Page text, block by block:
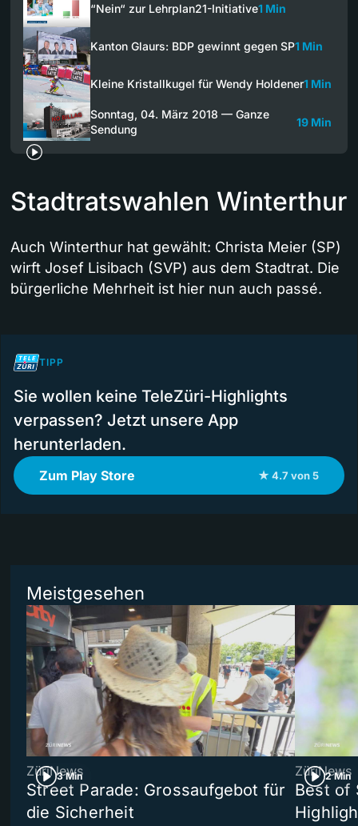
“Nein“ zur Lehrplan21-Initiative1 Min
Kanton Glaurs: BDP gewinnt gegen SP1 Min
Kleine Kristallkugel für Wendy Holdener1 Min
Sonntag, 04. März 2018 — Ganze
Sendung
19 Min
Stadtratswahlen Winterthur
Auch Winterthur hat gewählt: Christa Meier (SP)
wirft Josef Lisibach (SVP) aus dem Stadtrat. Die
bürgerliche Mehrheit ist hier nun auch passé.
TIPP
Sie wollen keine TeleZüri-Highlights
verpassen? Jetzt unsere App
herunterladen.
Zum Play Store ★ 4.7 von 5
Meistgesehen
3 Min
ZüriNews
Street Parade: Grossaufgebot für
die Sicherheit
2 Min
ZüriNews
Best of